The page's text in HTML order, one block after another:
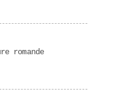
romande